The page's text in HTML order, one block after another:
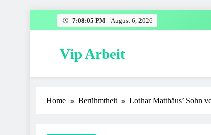
7:08:06 PM August 6, 2026
Vip Arbeit
Home Berühmtheit Lothar Matthäus’ Sohn